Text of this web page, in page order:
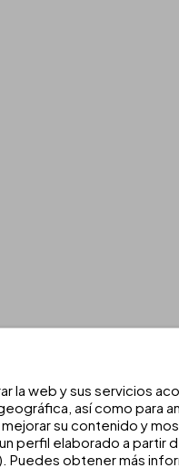
diseñado para quienes
es el destino ideal para
la web y sus servicios
así como para
su contenido y
perfil elaborado a partir
Puedes obtener más